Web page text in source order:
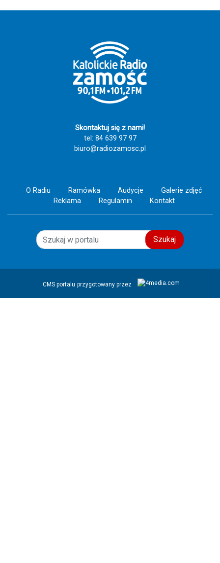
również Katolickiemu Radiu Zamość za
ani liczby, ale ludzie, którzy swoim życiem dają
świadectwo wiary, nadziei i miłości do drugiego
człowieka. Szczęść Boże! 🙏💙
Skontaktuj się z nami!
tel: 84 639 97 97
biuro@radiozamosc.pl
O Radiu Ramówka Audycje
Galerie zdjęć
Reklama
Regulamin Kontakt
Szukaj
CMS portalu przygotowany przez